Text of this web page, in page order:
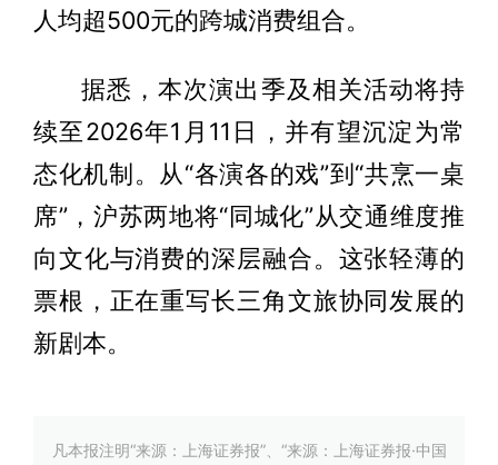
人均超500元的跨城消费组合。
据悉，本次演出季及相关活动将持
续至2026年1月11日，并有望沉淀为常
态化机制。从“各演各的戏”到“共烹一桌
席”，沪苏两地将“同城化”从交通维度推
向文化与消费的深层融合。这张轻薄的
票根，正在重写长三角文旅协同发展的
新剧本。
凡本报注明“来源：上海证券报”、“来源：上海证券报·中国